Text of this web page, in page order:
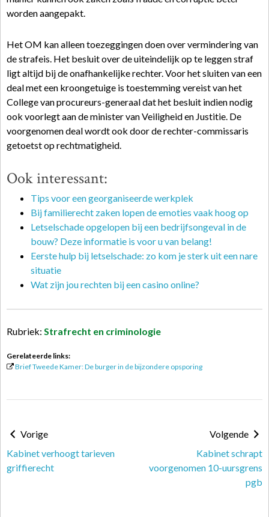
worden aangepakt.
Het OM kan alleen toezeggingen doen over vermindering van
de strafeis. Het besluit over de uiteindelijk op te leggen straf
ligt altijd bij de onafhankelijke rechter. Voor het sluiten van een
deal met een kroongetuige is toestemming vereist van het
College van procureurs-generaal dat het besluit indien nodig
ook voorlegt aan de minister van Veiligheid en Justitie. De
voorgenomen deal wordt ook door de rechter-commissaris
getoetst op rechtmatigheid.
Ook interessant:
Tips voor een georganiseerde werkplek
Bij familierecht zaken lopen de emoties vaak hoog op
Letselschade opgelopen bij een bedrijfsongeval in de
bouw? Deze informatie is voor u van belang!
Eerste hulp bij letselschade: zo kom je sterk uit een nare
situatie
Wat zijn jou rechten bij een casino online?
Rubriek: Strafrecht en criminologie
Gerelateerde links:
Brief Tweede Kamer: De burger in de bijzondere opsporing
Vorige
Kabinet verhoogt tarieven
griffierecht
Volgende
Kabinet schrapt
voorgenomen 10-uursgrens
pgb